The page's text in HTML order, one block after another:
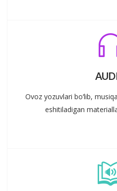
Ovoz yozuvlari bo‘lib,
eshitiladigan